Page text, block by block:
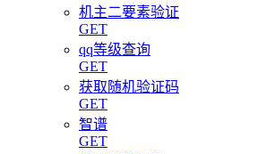
机主二要素验证
GET
qq等级查询
GET
获取随机验证码
GET
智谱
GET